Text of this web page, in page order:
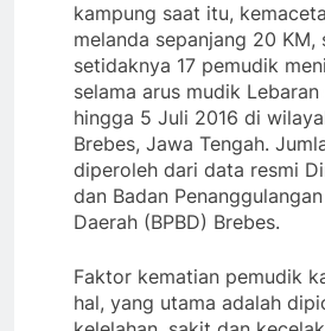
kampung saat itu,
melanda sepanjang 20 KM,
setidaknya 17 pemudik
selama arus mudik
hingga 5 Juli 2016 di
Brebes, Jawa Tengah.
diperoleh dari data resmi
dan Badan
Daerah (BPBD) Brebes.
Faktor kematian pemudik
hal, yang utama adalah